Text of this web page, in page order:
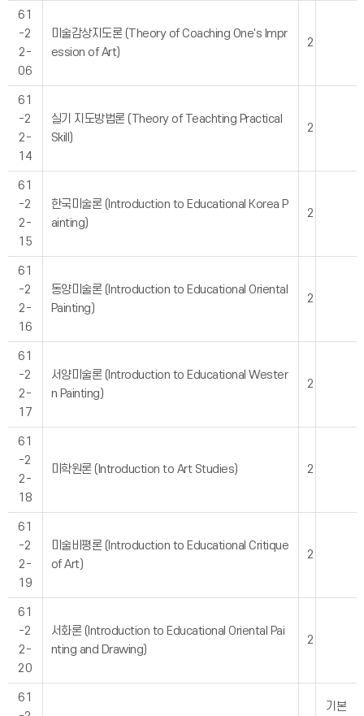
61
-2
2-
06
미술감상지도론 (Theory of Coaching One's Impr
ession of Art)
2
61
-2
2-
14
실기 지도방법론 (Theory of Teachting Practical
Skill)
2
61
-2
2-
15
한국미술론 (Introduction to Educational Korea P
ainting)
2
61
-2
2-
16
동양미술론 (Introduction to Educational Oriental
Painting)
2
61
-2
2-
17
서양미술론 (Introduction to Educational Wester
n Painting)
2
61
-2
2-
18
미학원론 (Introduction to Art Studies) 2
61
-2
2-
19
미술비평론 (Introduction to Educational Critique
of Art)
2
61
-2
2-
20
서화론 (Introduction to Educational Oriental Pai
nting and Drawing)
2
61
기본